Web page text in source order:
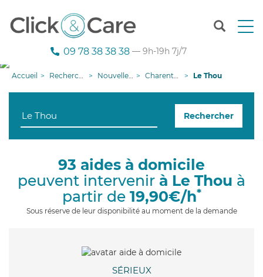
T
n
g
09 78 38 38 38 — 9h-19h 7j/7
Accueil Recherche aide à domicile Nouvelle-Aquitaine Charente-Maritime Le Thou
Rechercher
93 aides à domicile
peuvent intervenir à Le Thou à
partir de 19,90€/h*
Sous réserve de leur disponibilité au moment de la demande
SÉRIEUX